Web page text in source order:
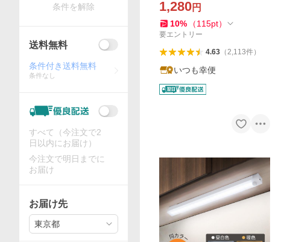
ライト 足元灯 防災
1,280円
10% （115pt）
要エントリー
4.63（2,113件）
いつも幸便
条件を解除
送料無料
条件付き送料無料
条件なし
すべて（今注文で2
日以内にお届け）
今注文で明日までに
お届け
お届け先
東京都